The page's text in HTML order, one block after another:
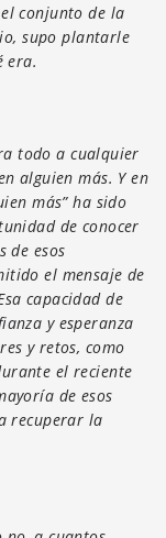
conjunto de la
supo plantarle
era.
todo a cualquier
alguien más. Y en
más” ha sido
de conocer
de esos
el mensaje de
capacidad de
y esperanza
y retos, como
el reciente
de esos
recuperar la